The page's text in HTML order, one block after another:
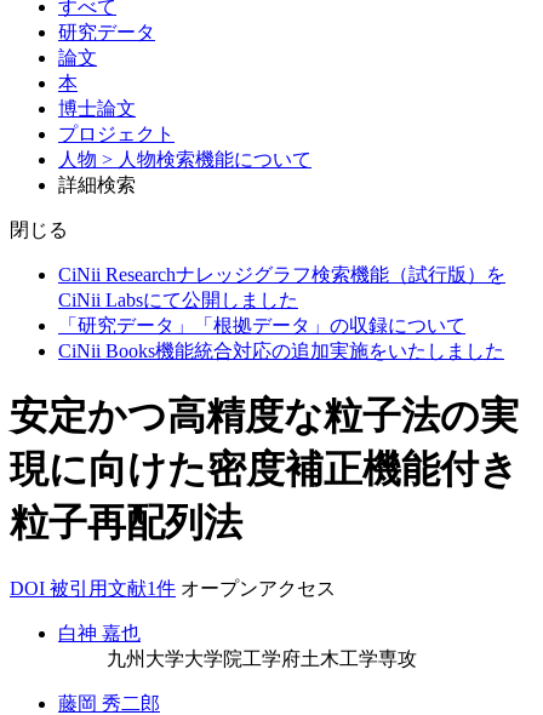
すべて
研究データ
論文
本
博士論文
プロジェクト
人物 > 人物検索機能について
詳細検索
閉じる
CiNii Researchナレッジグラフ検索機能（試行版）を
CiNii Labsにて公開しました
「研究データ」「根拠データ」の収録について
CiNii Books機能統合対応の追加実施をいたしました
安定かつ高精度な粒子法の実
現に向けた密度補正機能付き
粒子再配列法
DOI 被引用文献1件 オープンアクセス
白神 嘉也
九州大学大学院工学府土木工学専攻
藤岡 秀二郎